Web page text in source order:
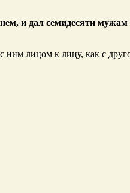
и дал семидесяти мужам
лицом к лицу, как с